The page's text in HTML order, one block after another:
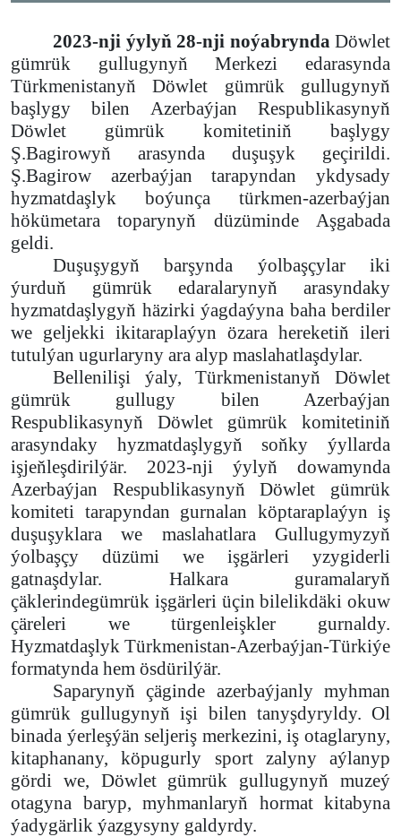
2023-nji ýylyň 28-nji noýabrynda Döwlet
gümrük gullugynyň Merkezi edarasynda
Türkmenistanyň Döwlet gümrük gullugynyň
başlygy bilen Azerbaýjan Respublikasynyň
Döwlet gümrük komitetiniň başlygy
Ş.Bagirowyň arasynda duşuşyk geçirildi.
Ş.Bagirow azerbaýjan tarapyndan ykdysady
hyzmatdaşlyk boýunça türkmen-azerbaýjan
hökümetara toparynyň düzüminde
Aşgabada
geldi.
Duşuşygyň barşynda ýolbaşçylar iki
ýurduň gümrük edaralarynyň arasyndaky
hyzmatdaşlygyň häzirki ýagdaýyna baha berdiler
we geljekki ikitaraplaýyn özara hereketiň ileri
tutulýan ugurlaryny ara alyp maslahatlaşdylar.
Bellenilişi ýaly, Türkmenistanyň Döwlet
gümrük gullugy bilen Azerbaýjan
Respublikasynyň Döwlet gümrük komitetiniň
arasyndaky hyzmatdaşlygyň soňky ýyllarda
işjeňleşdirilýär. 2023-nji ýylyň dowamynda
Azerbaýjan Respublikasynyň Döwlet gümrük
komiteti tarapyndan gurnalan köptaraplaýyn iş
duşuşyklara we maslahatlara Gullugymyzyň
ýolbaşçy düzümi we işgärleri yzygiderli
gatnaşdylar. Halkara guramalaryň
çäklerindegümrük işgärleri üçin bilelikdäki okuw
çäreleri we türgenleişkler gurnaldy.
Hyzmatdaşlyk Türkmenistan-Azerbaýjan-Türkiýe
formatynda hem ösdürilýär.
Saparynyň çäginde azerbaýjanly myhman
gümrük gullugynyň işi bilen tanyşdyryldy. Ol
binada ýerleşýän seljeriş merkezini, iş otaglaryny,
kitaphanany, köpugurly sport zalyny aýlanyp
gördi we, Döwlet gümrük gullugynyň muzeý
otagyna baryp, myhmanlaryň hormat kitabyna
ýadygärlik ýazgysyny galdyrdy.